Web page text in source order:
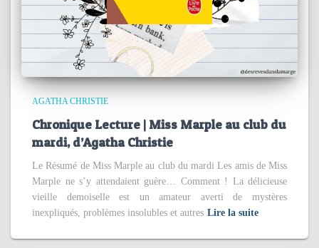
AGATHA CHRISTIE
Chronique Lecture | Miss Marple au club du
mardi, d’Agatha Christie
Le Résumé de Miss Marple au club du mardi Les amis de Miss
Marple ne s’y attendaient guère… Comment ! La délicieuse
vieille demoiselle est un amateur averti de mystères
inexpliqués, problèmes insolubles et autres Lire la suite